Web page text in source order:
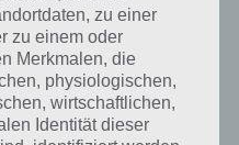
Spielen sollten sich diese
Dwellers Gold ist für
die In-App-Käufe stören,
Version namens Tower
zu einer
zu einem oder
Merkmalen, die
physiologischen,
wirtschaftlichen,
Identität dieser